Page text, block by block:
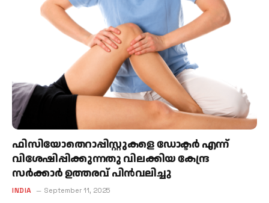
ഫിസിയോതെറാപ്പിസ്റ്റുകളെ ഡോക്ടര്‍ എന്ന്
വിശേഷിപ്പിക്കുന്നതു വിലക്കിയ കേന്ദ്ര
സര്‍ക്കാര്‍ ഉത്തരവ് പിന്‍വലിച്ചു
INDIA September 11, 2025